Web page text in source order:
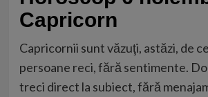
Capricorn
Capricornii sunt văzuţi, astăzi, de
persoane reci, fără sentimente.
treci direct la subiect, fără